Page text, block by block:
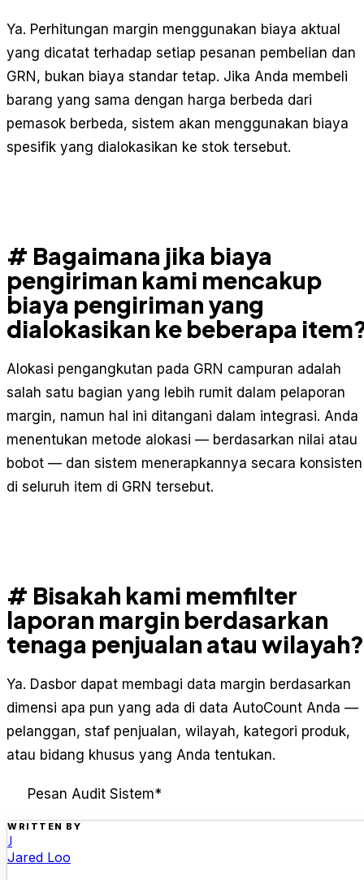
Ya. Perhitungan margin menggunakan biaya aktual
yang dicatat terhadap setiap pesanan pembelian dan
GRN, bukan biaya standar tetap. Jika Anda membeli
barang yang sama dengan harga berbeda dari
pemasok berbeda, sistem akan menggunakan biaya
spesifik yang dialokasikan ke stok tersebut.
# Bagaimana jika biaya
pengiriman kami mencakup
biaya pengiriman yang
dialokasikan ke beberapa
Alokasi pengangkutan pada GRN campuran adalah
salah satu bagian yang lebih rumit dalam pelaporan
margin, namun hal ini ditangani dalam integrasi. Anda
menentukan metode alokasi — berdasarkan nilai atau
bobot — dan sistem menerapkannya secara konsisten
di seluruh item di GRN tersebut.
# Bisakah kami memfilter
laporan margin berdasarkan
tenaga penjualan atau wilayah?
Ya. Dasbor dapat membagi data margin berdasarkan
dimensi apa pun yang ada di data AutoCount Anda —
pelanggan, staf penjualan, wilayah, kategori produk,
atau bidang khusus yang Anda tentukan.
Pesan Audit Sistem*
WRITTEN BY
J
Jared Loo